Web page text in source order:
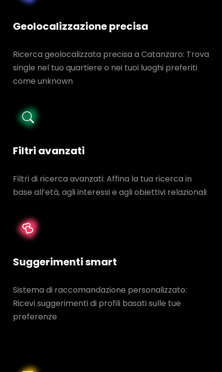
Geolocalizzazione precisa
Ricerca geolocalizzata precisa a Catanzaro: Trova
single nel tuo quartiere o nei tuoi luoghi preferiti
come unknown
Filtri avanzati
Filtri di ricerca avanzati: Affina la tua ricerca in
base all’età, agli interessi e agli obiettivi relazionali
Suggerimenti smart
Sistema di raccomandazione personalizzato:
Ricevi suggerimenti di profili basati sulle tue
preferenze